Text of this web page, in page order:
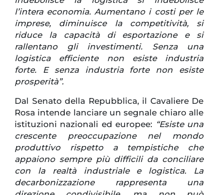
l’intera economia. Aumentano i costi per le
imprese, diminuisce la competitività, si
riduce la capacità di esportazione e si
rallentano gli investimenti. Senza una
logistica efficiente non esiste industria
forte. E senza industria forte non esiste
prosperità”.
Dal Senato della Repubblica, il Cavaliere De
Rosa intende lanciare un segnale chiaro alle
istituzioni nazionali ed europee: “Esiste una
crescente preoccupazione nel mondo
produttivo rispetto a tempistiche che
appaiono sempre più difficili da conciliare
con la realtà industriale e logistica. La
decarbonizzazione rappresenta una